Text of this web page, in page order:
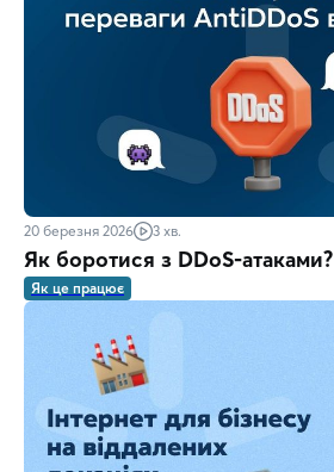
20 березня 2026 3 хв.
Як боротися з DDoS-атаками?
Як це працює